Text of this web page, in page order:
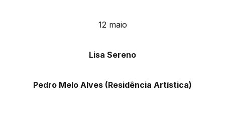
12 maio
Lisa Sereno
Pedro Melo Alves (Residência Artística)